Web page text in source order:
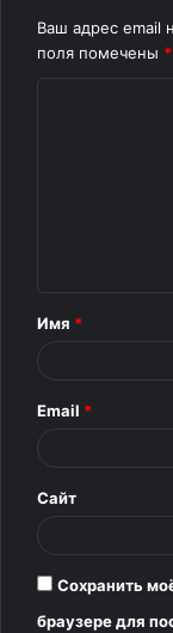
Ваш адрес email
поля помечены *
и
*
Имя *
Email *
Сайт
Сохранить
браузере для